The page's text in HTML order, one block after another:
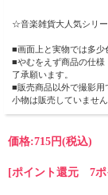
☆音楽雑貨大人気シリ
■画面上と実物では多少
■やむをえず商品の仕様
了承願います。
■販売商品以外で撮影用
小物は販売していませ
価格:715円(税込)
[ポイント還元 7ポ